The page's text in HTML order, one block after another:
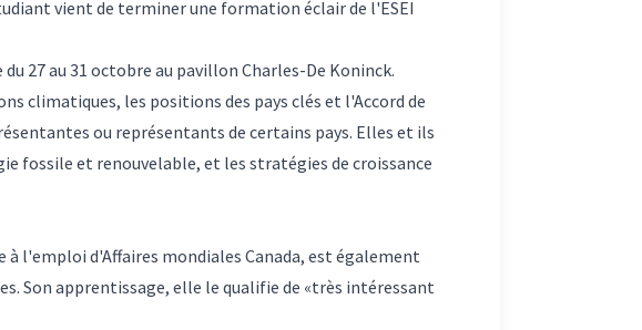
vient de terminer une formation éclair de l'ESEI
27 au 31 octobre au pavillon Charles-De Koninck.
climatiques, les positions des pays clés et l'Accord de
ou représentants de certains pays. Elles et ils
fossile et renouvelable, et les stratégies de croissance
l'emploi d'Affaires mondiales Canada, est également
Son apprentissage, elle le qualifie de «très intéressant